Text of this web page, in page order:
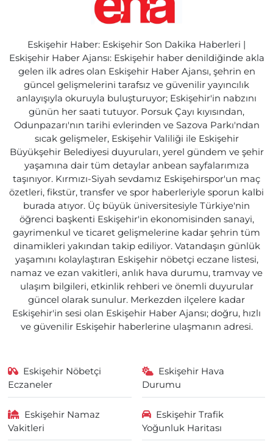
Eskişehir Haber: Eskişehir Son Dakika Haberleri |
Eskişehir Haber Ajansı: Eskişehir haber denildiğinde akla
gelen ilk adres olan Eskişehir Haber Ajansı, şehrin en
güncel gelişmelerini tarafsız ve güvenilir yayıncılık
anlayışıyla okuruyla buluşturuyor; Eskişehir'in nabzını
günün her saati tutuyor. Porsuk Çayı kıyısından,
Odunpazarı'nın tarihi evlerinden ve Sazova Parkı'ndan
sıcak gelişmeler, Eskişehir Valiliği ile Eskişehir
Büyükşehir Belediyesi duyuruları, yerel gündem ve şehir
yaşamına dair tüm detaylar anbean sayfalarımıza
taşınıyor. Kırmızı-Siyah sevdamız Eskişehirspor'un maç
özetleri, fikstür, transfer ve spor haberleriyle sporun kalbi
burada atıyor. Üç büyük üniversitesiyle Türkiye'nin
öğrenci başkenti Eskişehir'in ekonomisinden sanayi,
gayrimenkul ve ticaret gelişmelerine kadar şehrin tüm
dinamikleri yakından takip ediliyor. Vatandaşın günlük
yaşamını kolaylaştıran Eskişehir nöbetçi eczane listesi,
namaz ve ezan vakitleri, anlık hava durumu, tramvay ve
ulaşım bilgileri, etkinlik rehberi ve önemli duyurular
güncel olarak sunulur. Merkezden ilçelere kadar
Eskişehir'in sesi olan Eskişehir Haber Ajansı; doğru, hızlı
ve güvenilir Eskişehir haberlerine ulaşmanın adresi.
Eskişehir Nöbetçi
Eczaneler
Eskişehir Hava
Durumu
Eskişehir Namaz
Vakitleri
Eskişehir Trafik
Yoğunluk Haritası